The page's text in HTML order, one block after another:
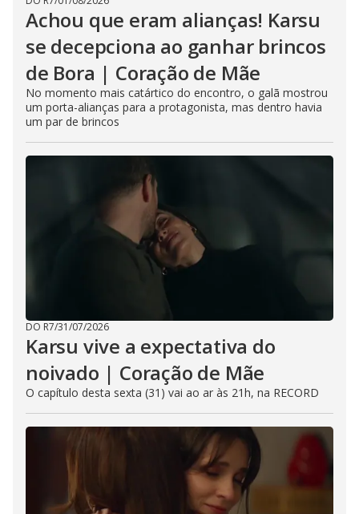
Achou que eram alianças! Karsu
se decepciona ao ganhar brincos
de Bora | Coração de Mãe
No momento mais catártico do encontro, o galã mostrou
um porta-alianças para a protagonista, mas dentro havia
um par de brincos
DO R7/31/07/2026
Karsu vive a expectativa do
noivado | Coração de Mãe
O capítulo desta sexta (31) vai ao ar às 21h, na RECORD